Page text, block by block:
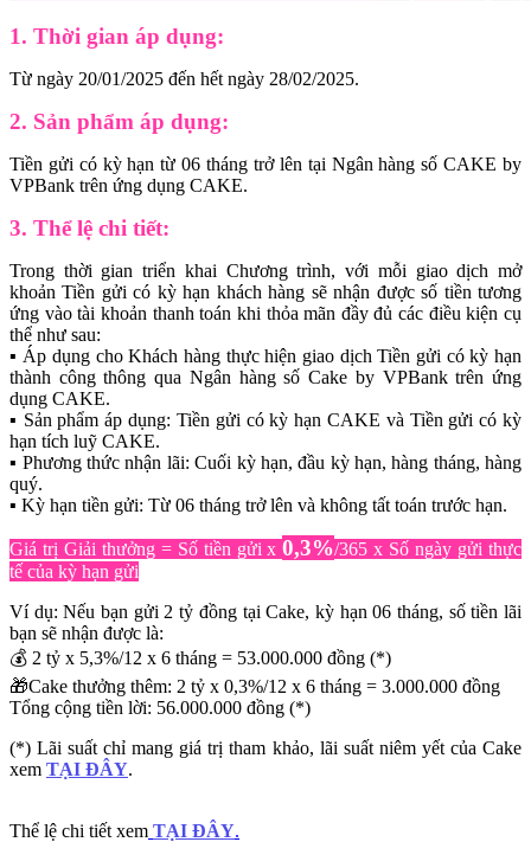
1. Thời gian áp dụng:
Từ ngày 20/01/2025 đến hết ngày 28/02/2025.
2. Sản phẩm áp dụng:
Tiền gửi có kỳ hạn từ 06 tháng trở lên tại Ngân hàng số CAKE by
VPBank trên ứng dụng CAKE.
3. Thể lệ chi tiết:
Trong thời gian triển khai Chương trình, với mỗi giao dịch mở
khoản Tiền gửi có kỳ hạn khách hàng sẽ nhận được số tiền tương
ứng vào tài khoản thanh toán khi thỏa mãn đầy đủ các điều kiện cụ
thể như sau:
▪️ Áp dụng cho Khách hàng thực hiện giao dịch Tiền gửi có kỳ hạn
thành công thông qua Ngân hàng số Cake by VPBank trên ứng
dụng CAKE.
▪️ Sản phẩm áp dụng: Tiền gửi có kỳ hạn CAKE và Tiền gửi có kỳ
hạn tích luỹ CAKE.
▪️ Phương thức nhận lãi: Cuối kỳ hạn, đầu kỳ hạn, hàng tháng, hàng
quý.
▪️ Kỳ hạn tiền gửi: Từ 06 tháng trở lên và không tất toán trước hạn.
Giá trị Giải thưởng = Số tiền gửi x0,3%/365 x Số ngày gửi thực
tế của kỳ hạn gửi
Ví dụ: Nếu bạn gửi 2 tỷ đồng tại Cake, kỳ hạn 06 tháng, số tiền lãi
bạn sẽ nhận được là:
💰 2 tỷ x 5,3%/12 x 6 tháng = 53.000.000 đồng (*)
🎁Cake thưởng thêm: 2 tỷ x 0,3%/12 x 6 tháng = 3.000.000 đồng
Tổng cộng tiền lời: 56.000.000 đồng (*)
(*) Lãi suất chỉ mang giá trị tham khảo, lãi suất niêm yết của Cake
xem TẠI ĐÂY.
Thể lệ chi tiết xem TẠI ĐÂY.